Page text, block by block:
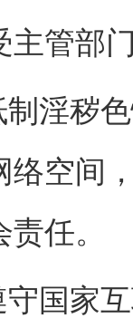
主管部
秽色
络空间
任。
家互